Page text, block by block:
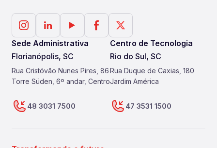
Sede Administrativa
Florianópolis, SC
Rua Cristóvão Nunes Pires, 86
Torre Süden, 6º andar, Centro
48 3031 7500
Centro de Tecnologia
Rio do Sul, SC
Rua Duque de Caxias, 180
Jardim América
47 3531 1500